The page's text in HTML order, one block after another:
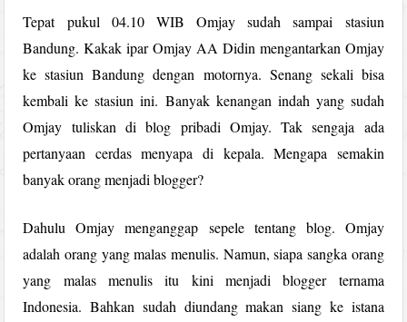
Tepat pukul 04.10 WIB Omjay sudah sampai stasiun
Bandung. Kakak ipar Omjay AA Didin mengantarkan Omjay
ke stasiun Bandung dengan motornya. Senang sekali bisa
kembali ke stasiun ini. Banyak kenangan indah yang sudah
Omjay tuliskan di blog pribadi Omjay. Tak sengaja ada
pertanyaan cerdas menyapa di kepala. Mengapa semakin
banyak orang menjadi blogger?
Dahulu Omjay menganggap sepele tentang blog. Omjay
adalah orang yang malas menulis. Namun, siapa sangka orang
yang malas menulis itu kini menjadi blogger ternama
Indonesia. Bahkan sudah diundang makan siang ke istana